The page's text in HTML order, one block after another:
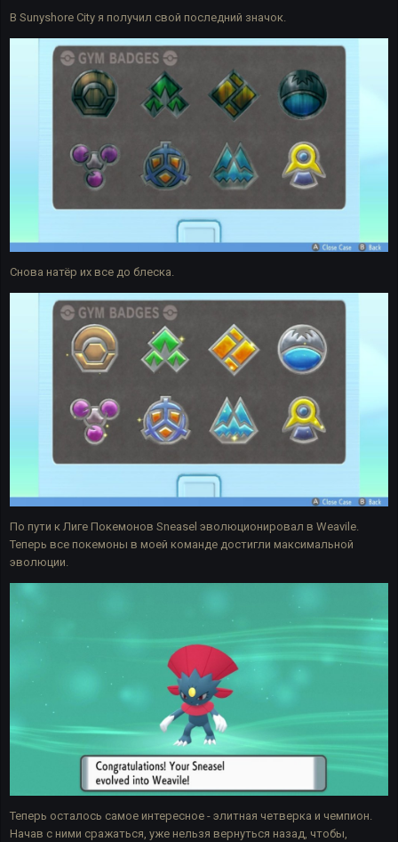
В Sunyshore City я получил свой последний значок.
Снова натёр их все до блеска.
По пути к Лиге Покемонов Sneasel эволюционировал в Weavile.
Теперь все покемоны в моей команде достигли максимальной
эволюции.
Теперь осталось самое интересное - элитная четверка и чемпион.
Начав с ними сражаться, уже нельзя вернуться назад, чтобы,